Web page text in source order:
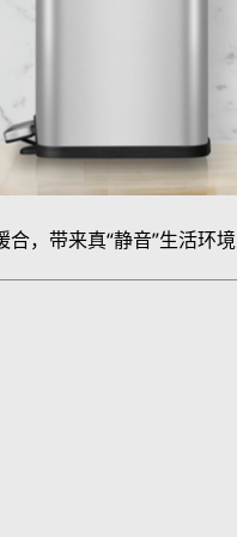
合，带来真“静音”生活环境